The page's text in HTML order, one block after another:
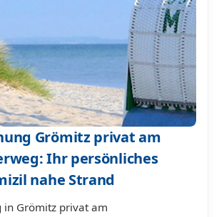
Grömitz privat am
Ihr persönliches
nahe Strand
in Grömitz privat am